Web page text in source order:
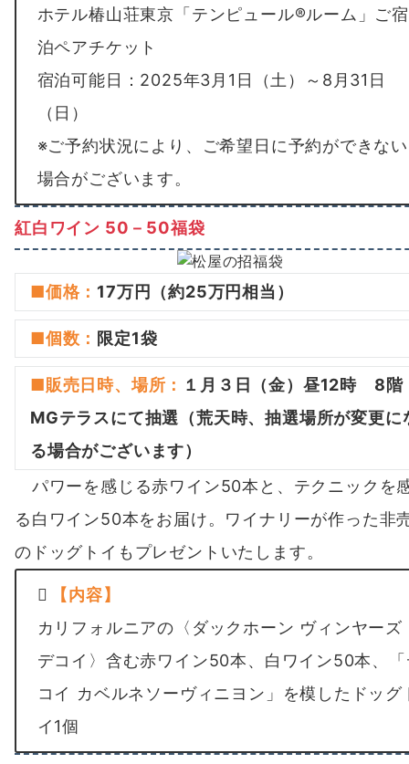
ホテル椿山荘東京「テンピュール®ルーム」ご宿
泊ペアチケット
宿泊可能日：2025年3月1日（土）～8月31日
（日）
※ご予約状況により、ご希望日に予約ができない
場合がございます。
紅白ワイン 50－50福袋
■価格： 17万円（約25万円相当）
■個数 ： 限定1袋
■販売日時、場所 ： １月３日（金）昼12時 8階
MGテラスにて抽選（荒天時、抽選場所が変更に
る場合がございます）
パワーを感じる赤ワイン50本と、テクニックを
る白ワイン50本をお届け。ワイナリーが作った非
のドッグトイもプレゼントいたします。
【内容】
カリフォルニアの〈ダックホーン ヴィンヤーズ
デコイ〉含む赤ワイン50本、白ワイン50本、
コイ カベルネソーヴィニヨン」を模したドッグ
イ1個